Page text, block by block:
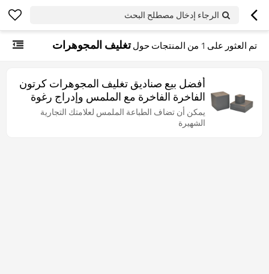
الرجاء إدخال مصطلح البحث
تم العثور على 1 من المنتجات حولتغليف المجوهرات
أفضل بيع صناديق تغليف المجوهرات كرتون
الفاخرة الفاخرة مع الملمس وإدراج رغوة
إيفا
يمكن أن تضاف الطباعة الملمس لعلامتك التجارية
الشهيرة